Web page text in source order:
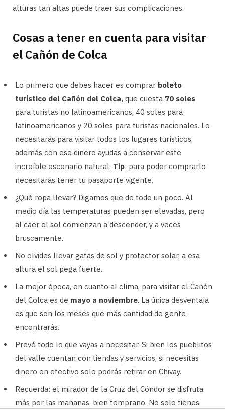
alturas tan altas puede traer sus complicaciones.
Cosas a tener en cuenta para visitar
el Cañón de Colca
Lo primero que debes hacer es comprar boleto
turístico del Cañón del Colca, que cuesta 70 soles
para turistas no latinoamericanos, 40 soles para
latinoamericanos y 20 soles para turistas nacionales. Lo
necesitarás para visitar todos los lugares turísticos,
además con ese dinero ayudas a conservar este
increíble escenario natural. Tip: para poder comprarlo
necesitarás tener tu pasaporte vigente.
¿Qué ropa llevar? Digamos que de todo un poco. Al
medio día las temperaturas pueden ser elevadas, pero
al caer el sol comienzan a descender, y a veces
bruscamente.
No olvides llevar gafas de sol y protector solar, a esa
altura el sol pega fuerte.
La mejor época, en cuanto al clima, para visitar el Cañón
del Colca es de mayo a noviembre. La única desventaja
es que son los meses que más cantidad de gente
encontrarás.
Prevé todo lo que vayas a necesitar. Si bien los pueblitos
del valle cuentan con tiendas y servicios, si necesitas
dinero en efectivo solo podrás retirar en Chivay.
Recuerda: el mirador de la Cruz del Cóndor se disfruta
más por las mañanas, bien temprano. No solo tienes